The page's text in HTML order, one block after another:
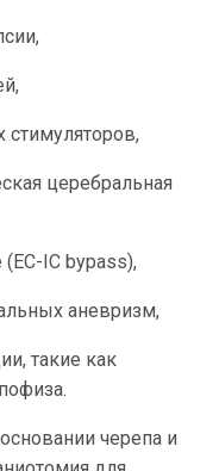
стимуляторов,
церебральная
IC bypass),
аневризм,
такие как
черепа и